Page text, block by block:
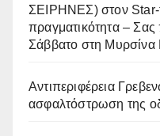
ΣΕΙΡΗΝΕΣ) στον Star-
πραγματικότητα – Σας
Σάββατο στη
Αντιπεριφέρεια
ασφαλτόστρωση της